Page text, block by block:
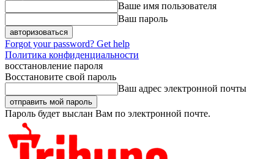
Ваше имя пользователя
Ваш пароль
Forgot your password? Get help
Политика конфиденциальности
восстановление пароля
Восстановите свой пароль
Ваш адрес электронной почты
Пароль будет выслан Вам по электронной почте.